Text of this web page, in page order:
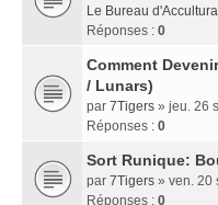
Le Bureau
Réponses : 0
Comment
/ Lunars)
par 7Tigers » jeu. 26
Réponses : 0
Sort Runique:
par 7Tigers » ven. 20
Réponses : 0